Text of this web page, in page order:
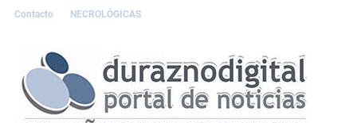
Contacto NECROLÓGICAS